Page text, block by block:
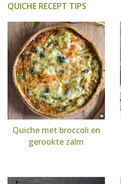
QUICHE RECEPT TIPS
Quiche met broccoli en
gerookte zalm